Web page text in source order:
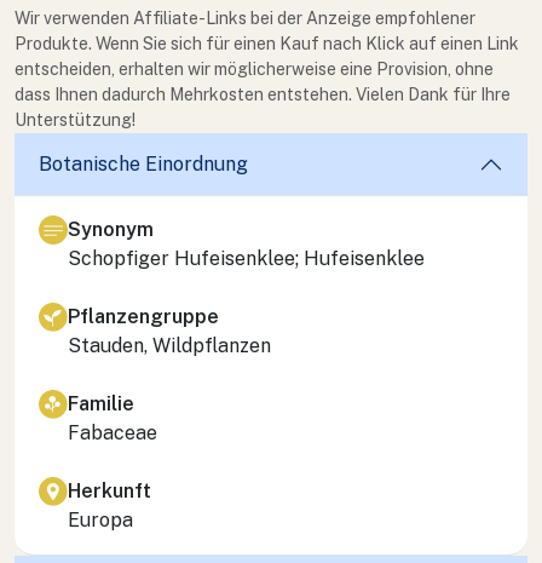
Wir verwenden Affiliate-Links bei der Anzeige empfohlener
Produkte. Wenn Sie sich für einen Kauf nach Klick auf einen Link
entscheiden, erhalten wir möglicherweise eine Provision, ohne
dass Ihnen dadurch Mehrkosten entstehen. Vielen Dank für Ihre
Unterstützung!
Botanische Einordnung
Synonym
Schopfiger Hufeisenklee; Hufeisenklee
Pflanzengruppe
Stauden, Wildpflanzen
Familie
Fabaceae
Herkunft
Europa